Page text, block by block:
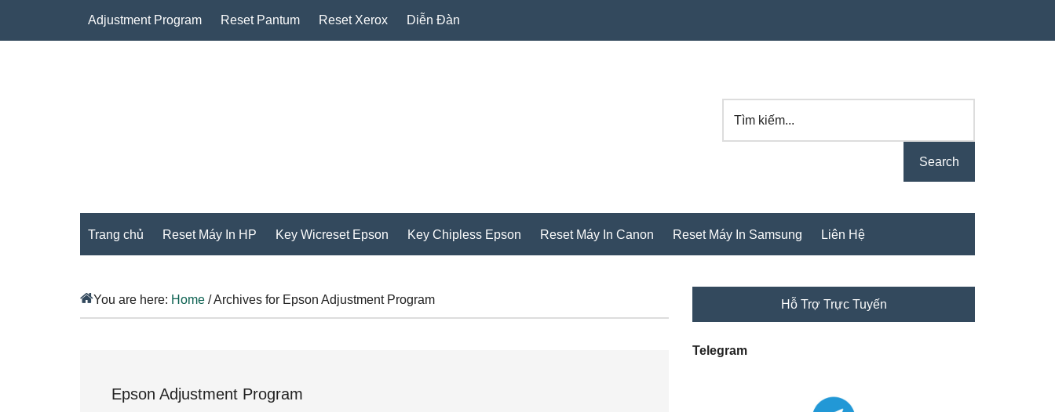
Adjustment Program Reset Pantum Reset Xerox Diễn Đàn
kiếm...
Trang chủ Reset Máy In HP Key Wicreset Epson Key Chipless Epson Reset Máy In Canon Reset Máy In Samsung Liên Hệ
You are here: Home /Archives for Epson Adjustment Program
Epson Adjustment Program
Hỗ Trợ Trực Tuyến
Telegram